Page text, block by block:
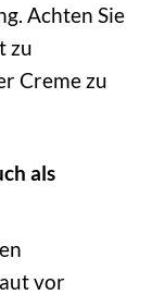
Achten Sie
zu
Creme zu
als
vor